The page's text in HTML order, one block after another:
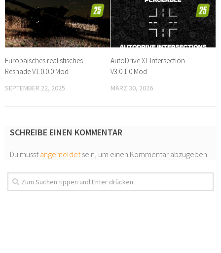
Europäisches realistisches
Reshade V1.0.0.0 Mod
SEPTEMBER 22, 2025
AutoDrive XT Intersection
V3.0.1.0 Mod
MÄRZ 30, 2026
SCHREIBE EINEN KOMMENTAR
Du musstangemeldetsein, um einen Kommentar abzugeben.